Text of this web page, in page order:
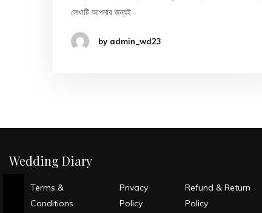
লেখাটি আপনার জন্যই
by admin_wd23
Wedding Diary
Terms &
Conditions
Privacy
Policy
Refund & Return
Policy